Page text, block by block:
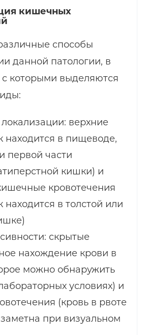
кишечных
способы
данной патологии, в
с которыми выделяются
верхние
находится в пищеводе,
первой части
кишки) и
кровотечения
находится в толстой или
скрытые
нахождение крови в
можно обнаружить
условиях) и
(кровь в рвоте
при визуальном